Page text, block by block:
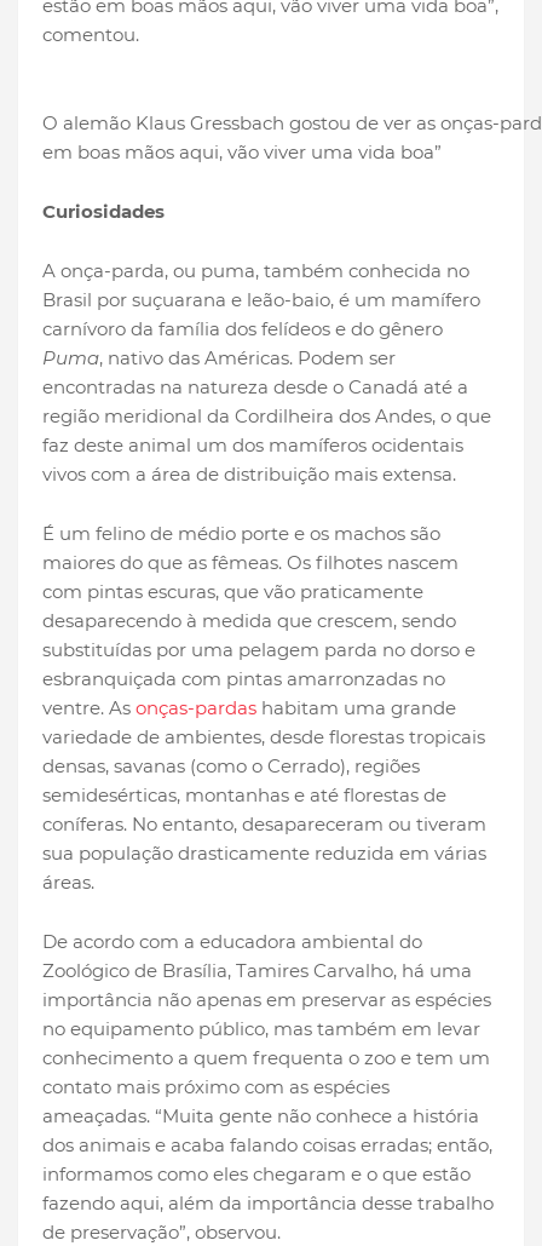
estão em boas mãos aqui, vão viver uma vida boa”,
comentou.
O alemão Klaus Gressbach gostou de ver as onças-
em boas mãos aqui, vão viver uma vida boa”
Curiosidades
A onça-parda, ou puma, também conhecida no
Brasil por suçuarana e leão-baio, é um mamífero
carnívoro da família dos felídeos e do gênero
Puma, nativo das Américas. Podem ser
encontradas na natureza desde o Canadá até a
região meridional da Cordilheira dos Andes, o que
faz deste animal um dos mamíferos ocidentais
vivos com a área de distribuição mais extensa.
É um felino de médio porte e os machos são
maiores do que as fêmeas. Os filhotes nascem
com pintas escuras, que vão praticamente
desaparecendo à medida que crescem, sendo
substituídas por uma pelagem parda no dorso e
esbranquiçada com pintas amarronzadas no
ventre. As onças-pardas habitam uma grande
variedade de ambientes, desde florestas tropicais
densas, savanas (como o Cerrado), regiões
semidesérticas, montanhas e até florestas de
coníferas. No entanto, desapareceram ou tiveram
sua população drasticamente reduzida em várias
áreas.
De acordo com a educadora ambiental do
Zoológico de Brasília, Tamires Carvalho, há uma
importância não apenas em preservar as espécies
no equipamento público, mas também em levar
conhecimento a quem frequenta o zoo e tem um
contato mais próximo com as espécies
ameaçadas. “Muita gente não conhece a história
dos animais e acaba falando coisas erradas; então,
informamos como eles chegaram e o que estão
fazendo aqui, além da importância desse trabalho
de preservação”, observou.